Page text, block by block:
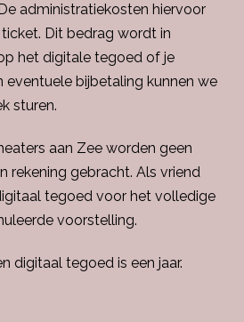
administratiekosten hiervoor
Dit bedrag wordt in
het digitale tegoed of je
eventuele bijbetaling kunnen we
sturen.
aan Zee worden geen
rekening gebracht. Als vriend
tegoed voor het volledige
voorstelling.
digitaal tegoed is een jaar.